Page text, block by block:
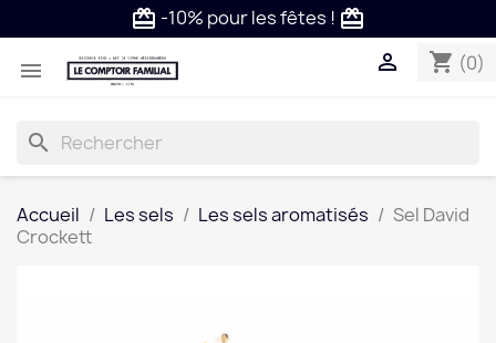
card_giftcard -10% pour les fêtes ! card_giftcard

shopping_cart (0)

search
Accueil Les sels Les sels aromatisés
Sel David
Crockett